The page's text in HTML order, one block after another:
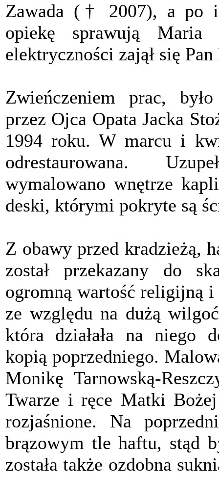
Zawada († 2007), a po
opiekę sprawują
elektryczności zajął się
Zwieńczeniem prac,
przez Ojca Opata Jacka
1994 roku. W marcu i
odrestaurowana.
wymalowano wnętrze
deski, którymi pokryte są
Z obawy przed kradzieżą,
został przekazany do
ogromną wartość religijną i
ze względu na dużą
która działała na niego
kopią poprzedniego.
Monikę Tarnowską-
Twarze i ręce Matki Bożej
rozjaśnione. Na
brązowym tle haftu, stąd
została także ozdobna